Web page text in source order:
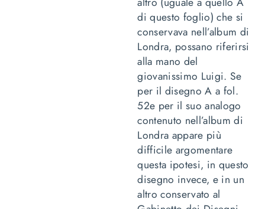
di questo foglio) che si
conservava nell’album di
Londra, possano riferirsi
alla mano del
giovanissimo Luigi. Se
per il disegno A a fol.
52e per il suo analogo
contenuto nell’album di
Londra appare più
difficile argomentare
questa ipotesi, in questo
disegno invece, e in un
altro conservato al